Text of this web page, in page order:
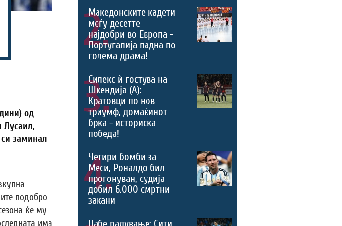
од
Лусаил,
заминал
подобро
ќе му
има
2.
Македонските кадети
меѓу десетте
најдобри во Европа -
Португалија падна по
голема драма!
3.
Силекс ѝ гостува на
Шкендија (А):
Кратовци по нов
триумф, домаќинот
брка - историска
победа!
4.
Четири бомби за
Меси, Роналдо бил
прогонуван, судија
добил 6.000 смртни
закани
Џабе радување: Сити